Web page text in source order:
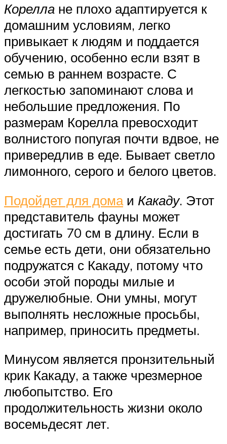
Корелла не плохо адаптируется к
домашним условиям, легко
привыкает к людям и поддается
обучению, особенно если взят в
семью в раннем возрасте. С
легкостью запоминают слова и
небольшие предложения. По
размерам Корелла превосходит
волнистого попугая почти вдвое, не
привередлив в еде. Бывает светло
лимонного, серого и белого цветов.
Подойдет для домаи Какаду. Этот
представитель фауны может
достигать 70 см в длину. Если в
семье есть дети, они обязательно
подружатся с Какаду, потому что
особи этой породы милые и
дружелюбные. Они умны, могут
выполнять несложные просьбы,
например, приносить предметы.
Минусом является пронзительный
крик Какаду, а также чрезмерное
любопытство. Его
продолжительность жизни около
восемьдесят лет.